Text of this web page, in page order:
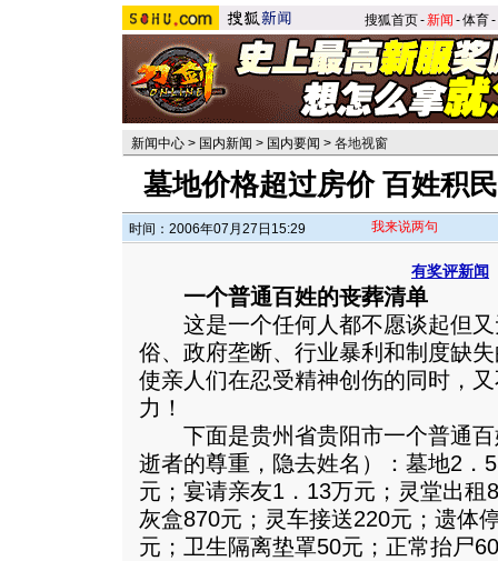
搜狐首页-新闻 -体育-
新闻中心 > 国内新闻 > 国内要闻 > 各地视窗
墓地价格超过房价 百姓积
时间：2006年07月27日15:29 我来说两句
有奖评新闻
一个普通百姓的丧葬清单
这是一个任何人都不愿谈起但又
俗、政府垄断、行业暴利和制度缺
使亲人们在忍受精神创伤的同时，
力！
下面是贵州省贵阳市一个普通百
逝者的尊重，隐去姓名）：墓地2．
元；宴请亲友1．13万元；灵堂出租
灰盒870元；灵车接送220元；遗体
元；卫生隔离垫罩50元；正常抬尸